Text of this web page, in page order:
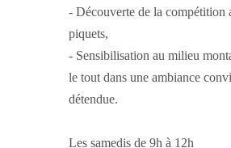
- Découverte de la compétition
piquets,
- Sensibilisation au milieu
le tout dans une ambiance
détendue.
Les samedis de 9h à 12h